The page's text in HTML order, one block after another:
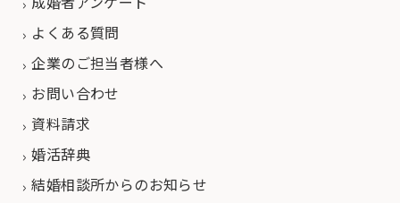
よくある質問
企業のご担当者様へ
お問い合わせ
資料請求
婚活辞典
結婚相談所からのお知らせ